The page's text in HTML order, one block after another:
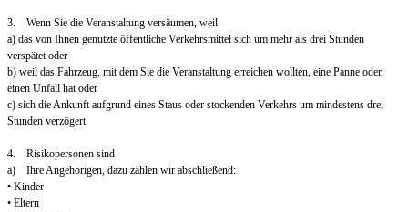
3. Wenn Sie die Veranstaltung versäumen, weil
a) das von Ihnen genutzte öffentliche Verkehrsmittel sich um mehr als drei Stunden
verspätet oder
b) weil das Fahrzeug, mit dem Sie die Veranstaltung erreichen wollten, eine Panne oder
einen Unfall hat oder
c) sich die Ankunft aufgrund eines Staus oder stockenden Verkehrs um mindestens drei
Stunden verzögert.
4. Risikopersonen sind
a) Ihre Angehörigen, dazu zählen wir abschließend:
• Kinder
• Eltern